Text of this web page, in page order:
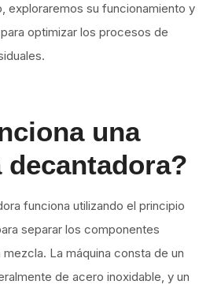
exploraremos su funcionamiento y
optimizar los procesos de
una
funciona utilizando el principio
separar los componentes
La máquina consta de un
de acero inoxidable, y un